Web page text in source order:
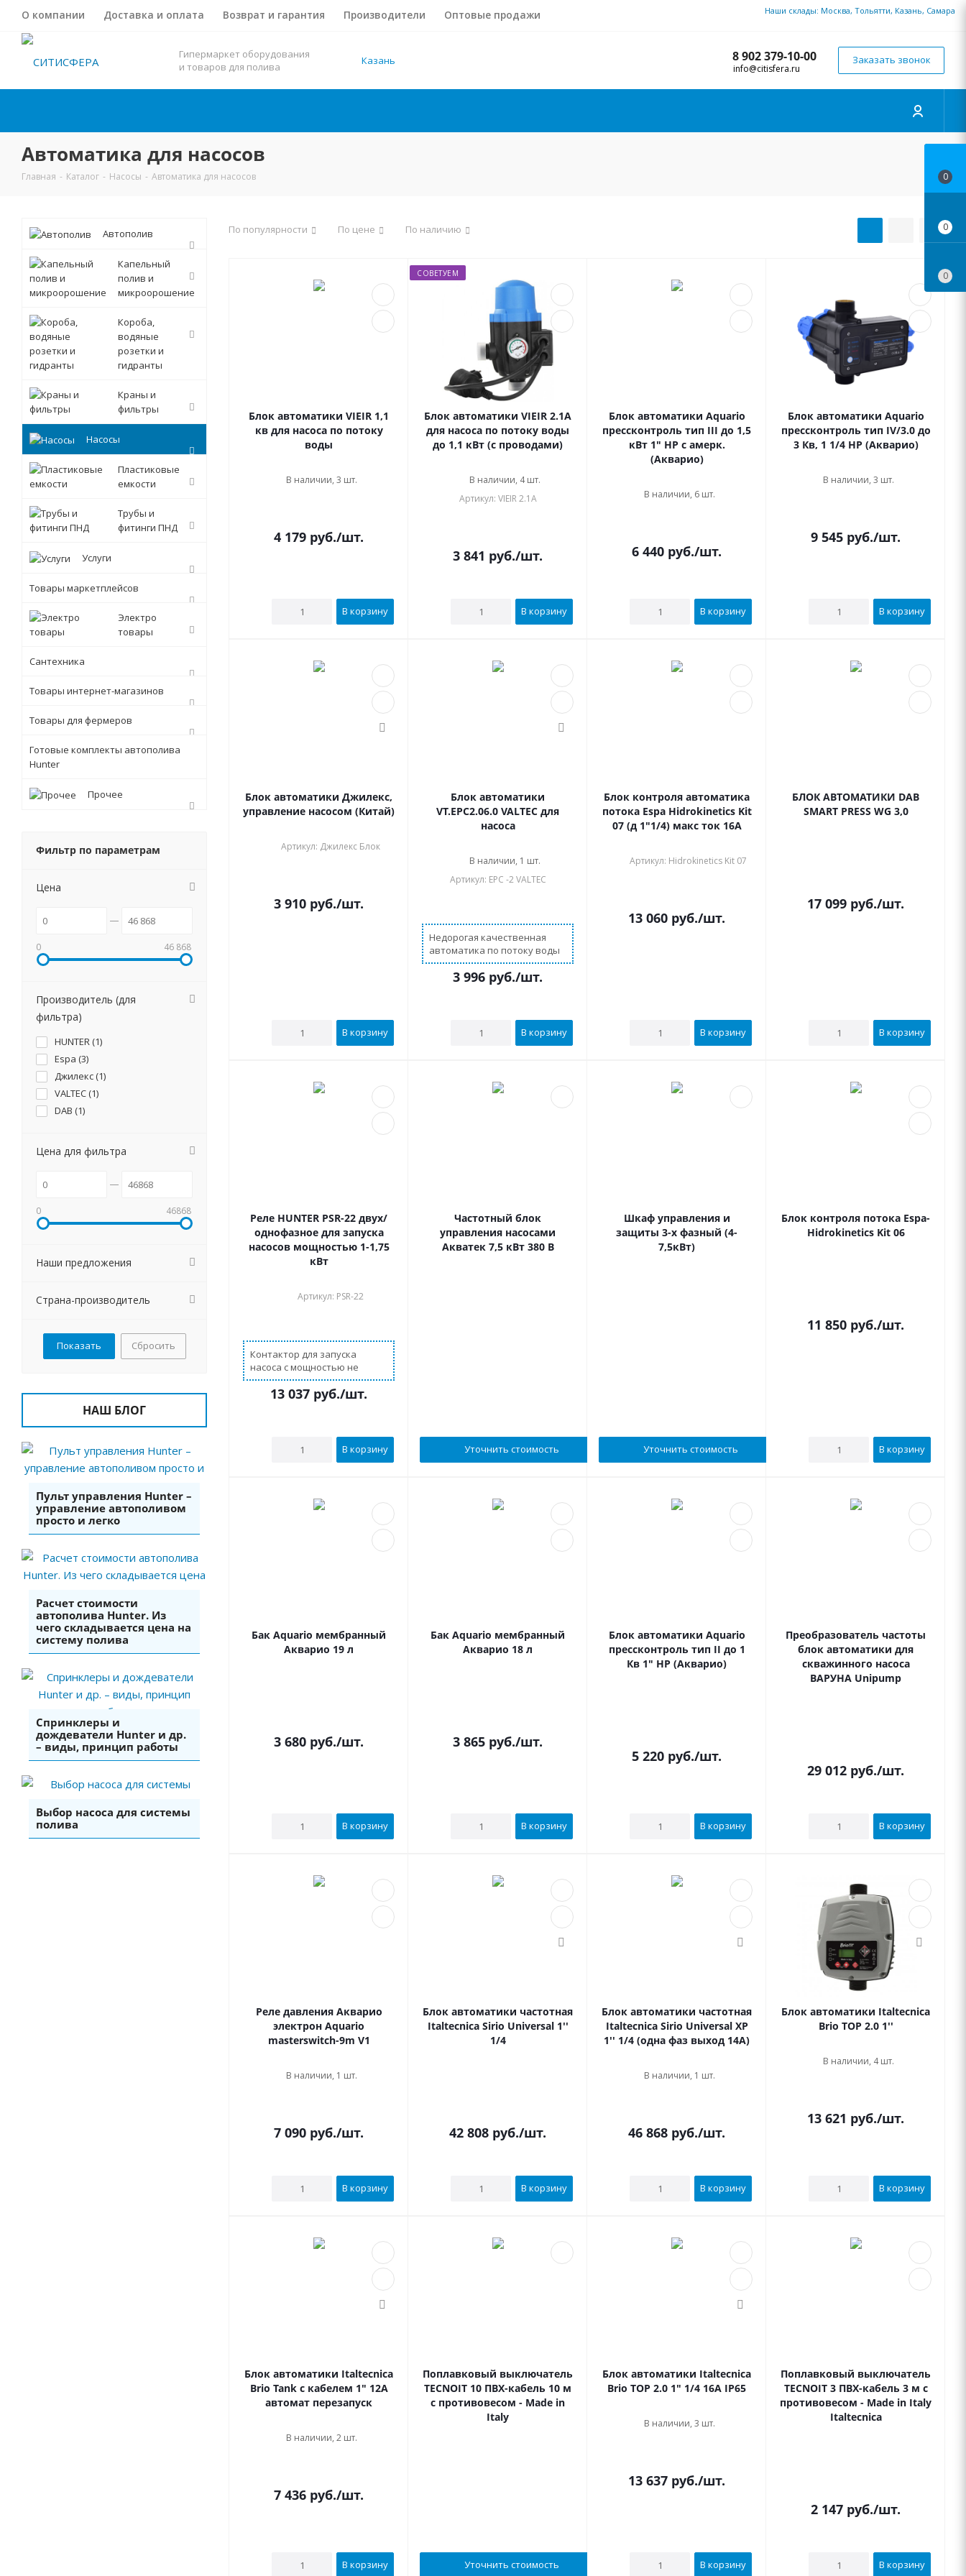
Наши склады: Москва, Тольятти, Казань, Самара
О компании Доставка и оплата Возврат и гарантия Производители Оптовые продажи
Гипермаркет оборудования
и товаров для полива
Казань 8 902 379-10-00
info@citisfera.ru
Заказать звонок
Автоматика для насосов
Главная - Каталог - Насосы - Автоматика для насосов
По популярности По цене По наличию
Блок автоматики VIEIR 1,1
кв для насоса по потоку
воды
В наличии, 3 шт.
4 179 руб./шт.
В корзину
СОВЕТУЕМ
Блок автоматики VIEIR 2.1А
для насоса по потоку воды
до 1,1 кВт (с проводами)
В наличии, 4 шт.
Артикул: VIEIR 2.1А
3 841 руб./шт.
В корзину
Блок автоматики Aquario
прессконтроль тип III до 1,5
кВт 1" НР с амерк.
(Акварио)
В наличии, 6 шт.
6 440 руб./шт.
В корзину
Блок автоматики Aquario
прессконтроль тип IV/3.0 до
3 Кв, 1 1/4 НР (Акварио)
В наличии, 3 шт.
9 545 руб./шт.
В корзину
Блок автоматики Джилекс,
управление насосом (Китай)
Артикул: Джилекс Блок
3 910 руб./шт.
В корзину
Блок автоматики
VT.EPC2.06.0 VALTEC для
насоса
В наличии, 1 шт.
Артикул: EPC -2 VALTEC
Недорогая качественная
автоматика по потоку воды
3 996 руб./шт.
В корзину
Блок контроля автоматика
потока Espa Hidrokinetics Kit
07 (д 1"1/4) макс ток 16А
Артикул: Hidrokinetics Kit 07
13 060 руб./шт.
В корзину
БЛОК АВТОМАТИКИ DAB
SMART PRESS WG 3,0
17 099 руб./шт.
В корзину
Реле HUNTER PSR-22 двух/
однофазное для запуска
насосов мощностью 1-1,75
кВт
Артикул: PSR-22
Контактор для запуска
насоса с мощностью не
более 1,8 кВт
13 037 руб./шт.
В корзину
Частотный блок
управления насосами
Акватек 7,5 кВт 380 В
Уточнить стоимость
Шкаф управления и
защиты 3-х фазный (4-
7,5кВт)
Уточнить стоимость
Блок контроля потока Espa-
Hidrokinetics Kit 06
11 850 руб./шт.
В корзину
Бак Aquario мембранный
Акварио 19 л
3 680 руб./шт.
В корзину
Бак Aquario мембранный
Акварио 18 л
3 865 руб./шт.
В корзину
Блок автоматики Aquario
прессконтроль тип II до 1
Кв 1" НР (Акварио)
5 220 руб./шт.
В корзину
Преобразователь частоты
блок автоматики для
скважинного насоса
ВАРУНА Unipump
29 012 руб./шт.
В корзину
Реле давления Акварио
электрон Aquario
masterswitch-9m V1
В наличии, 1 шт.
7 090 руб./шт.
В корзину
Блок автоматики частотная
Italtecnica Sirio Universal 1''
1/4
42 808 руб./шт.
В корзину
Блок автоматики частотная
Italtecnica Sirio Universal XP
1'' 1/4 (одна фаз выход 14А)
В наличии, 1 шт.
46 868 руб./шт.
В корзину
Блок автоматики Italtecnica
Brio TOP 2.0 1''
В наличии, 4 шт.
13 621 руб./шт.
В корзину
Блок автоматики Italtecnica
Brio Tank с кабелем 1" 12А
автомат перезапуск
В наличии, 2 шт.
7 436 руб./шт.
В корзину
Поплавковый выключатель
TECNOIT 10 ПВХ-кабель 10 м
с противовесом - Made in
Italy
Уточнить стоимость
Блок автоматики Italtecnica
Brio TOP 2.0 1" 1/4 16А IP65
В наличии, 3 шт.
13 637 руб./шт.
В корзину
Поплавковый выключатель
TECNOIT 3 ПВХ-кабель 3 м с
противовесом - Made in Italy
Italtecnica
2 147 руб./шт.
В корзину
Автополив
Капельный
полив и
микроорошение
Короба,
водяные
розетки и
гидранты
Краны и
фильтры
Насосы
Пластиковые
емкости
Трубы и
фитинги ПНД
Услуги
Товары маркетплейсов
Электро
товары
Сантехника
Товары интернет-магазинов
Товары для фермеров
Готовые комплекты автополива
Hunter
Прочее
Фильтр по параметрам
Цена
0 46 868
Производитель (для
фильтра)
HUNTER (1)
Espa (3)
Джилекс (1)
VALTEC (1)
DAB (1)
Цена для фильтра
0 46868
Наши предложения
Страна-производитель
Сбросить
НАШ БЛОГ
Пульт управления Hunter –
управление автополивом
просто и легко
Расчет стоимости
автополива Hunter. Из
чего складывается цена на
систему полива
Спринклеры и
дождеватели Hunter и др.
– виды, принцип работы
Выбор насоса для системы
полива
0
0
0